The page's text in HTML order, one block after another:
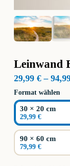
Leinwand
29,99 € –
Format wählen
30 × 20 cm
29,99 €
90 × 60 cm
79,99 €